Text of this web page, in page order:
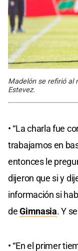
Madelón se refirió al
Estevez.
• “La charla fue
trabajamos en
entonces le
dijeron que si y
información si
deGimnasia. Y
• “En el primer